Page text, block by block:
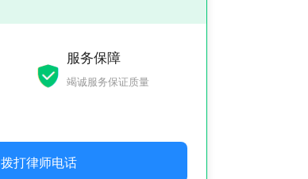
服务保障
竭诚服务保证质量
拨打律师电话